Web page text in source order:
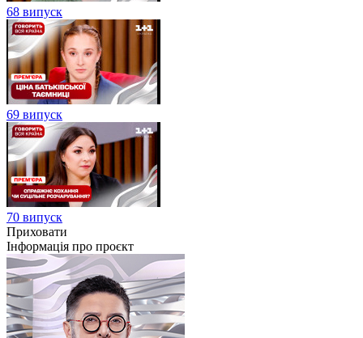
68 випуск
69 випуск
70 випуск
Приховати
Інформація про проєкт